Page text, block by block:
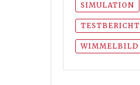
SIMULATION
TESTBERICHT
WIMMELBILD